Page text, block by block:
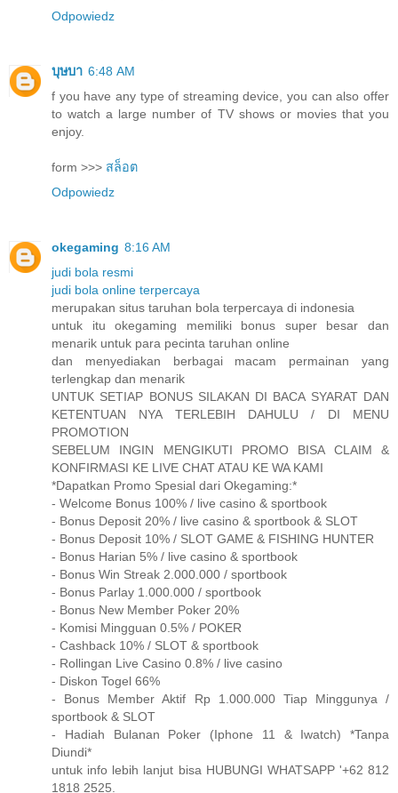
Odpowiedz
บุษบา 6:48 AM
f you have any type of streaming device, you can also offer
to watch a large number of TV shows or movies that you
enjoy.
form >>> สล็อต
Odpowiedz
okegaming 8:16 AM
judi bola resmi
judi bola online terpercaya
merupakan situs taruhan bola terpercaya di indonesia
untuk itu okegaming memiliki bonus super besar dan
menarik untuk para pecinta taruhan online
dan menyediakan berbagai macam permainan yang
terlengkap dan menarik
UNTUK SETIAP BONUS SILAKAN DI BACA SYARAT DAN
KETENTUAN NYA TERLEBIH DAHULU / DI MENU
PROMOTION
SEBELUM INGIN MENGIKUTI PROMO BISA CLAIM &
KONFIRMASI KE LIVE CHAT ATAU KE WA KAMI
*Dapatkan Promo Spesial dari Okegaming:*
- Welcome Bonus 100% / live casino & sportbook
- Bonus Deposit 20% / live casino & sportbook & SLOT
- Bonus Deposit 10% / SLOT GAME & FISHING HUNTER
- Bonus Harian 5% / live casino & sportbook
- Bonus Win Streak 2.000.000 / sportbook
- Bonus Parlay 1.000.000 / sportbook
- Bonus New Member Poker 20%
- Komisi Mingguan 0.5% / POKER
- Cashback 10% / SLOT & sportbook
- Rollingan Live Casino 0.8% / live casino
- Diskon Togel 66%
- Bonus Member Aktif Rp 1.000.000 Tiap Minggunya /
sportbook & SLOT
- Hadiah Bulanan Poker (Iphone 11 & Iwatch) *Tanpa
Diundi*
untuk info lebih lanjut bisa HUBUNGI WHATSAPP '+62 812
1818 2525.